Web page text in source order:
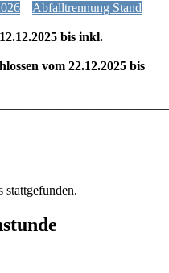
Abfalltrennung Stand
bis inkl.
vom 22.12.2025 bis
stattgefunden.